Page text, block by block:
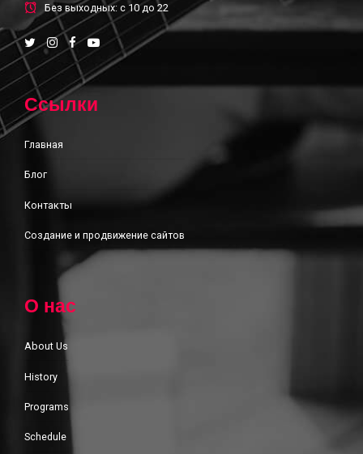
Без выходных: с 10 до 22
Ссылки
Главная
Блог
Контакты
Создание и продвижение сайтов
О нас
About Us
History
Programs
Schedule